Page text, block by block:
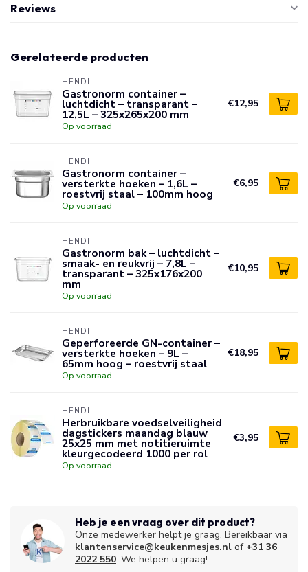
Reviews
Gerelateerde producten
HENDI
Gastronorm container –
luchtdicht – transparant –
12,5L – 325x265x200 mm
Op voorraad
€12,95
HENDI
Gastronorm container –
versterkte hoeken – 1,6L –
roestvrij staal – 100mm hoog
Op voorraad
€6,95
HENDI
Gastronorm bak – luchtdicht –
smaak- en reukvrij – 7,8L –
transparant – 325x176x200
mm
Op voorraad
€10,95
HENDI
Geperforeerde GN-container –
versterkte hoeken – 9L –
65mm hoog – roestvrij staal
Op voorraad
€18,95
HENDI
Herbruikbare voedselveiligheid
dagstickers maandag blauw
25x25 mm met notitieruimte
kleurgecodeerd 1000 per rol
Op voorraad
€3,95
Heb je een vraag over dit product?
Onze medewerker helpt je graag. Bereikbaar via
klantenservice@keukenmesjes.nl of +31 36
2022 550. We helpen u graag!